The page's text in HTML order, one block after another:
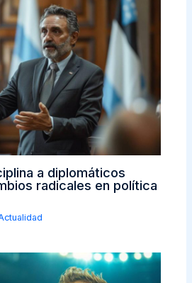
a diplomáticos
radicales en política